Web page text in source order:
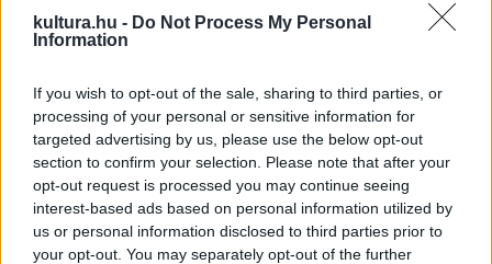
kultura.hu - Do Not Process My Personal
Information
If you wish to opt-out of the sale, sharing to third parties, or
processing of your personal or sensitive information for
targeted advertising by us, please use the below opt-out
section to confirm your selection. Please note that after your
opt-out request is processed you may continue seeing
interest-based ads based on personal information utilized by
us or personal information disclosed to third parties prior to
your opt-out. You may separately opt-out of the further
SZABÓ Levente, a Salgótarján várostörténetét kutató
Egyetemen oktató GÁSPÁR Orsolya, a magyar
héjszerkezet-építés történetéről jelenleg is látható
budapesti kiállítás kurátora képviseli. Előad több olyan
szakember is, akik a világháló erőforrásait hasznosítva,
egyénileg felépített építészeti adatbázisukkal tettek szert
ismertségre, mint a moderngyor.com létrehozója,